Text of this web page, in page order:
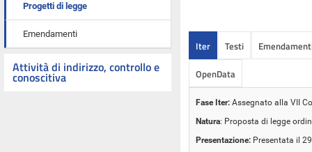
Progetti di legge
Emendamenti
Attività di indirizzo, controllo e
conoscitiva
Iter Testi
OpenData
Fase Iter: Assegnato alla VII
Natura: Proposta di legge
Presentazione: Presentata il